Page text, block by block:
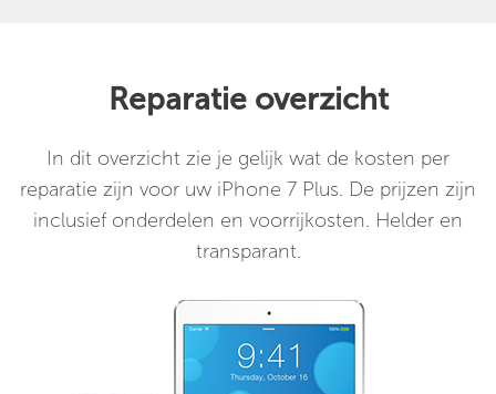
Reparatie overzicht
In dit overzicht zie je gelijk wat de kosten per
reparatie zijn voor uw iPhone 7 Plus. De prijzen zijn
inclusief onderdelen en voorrijkosten. Helder en
transparant.